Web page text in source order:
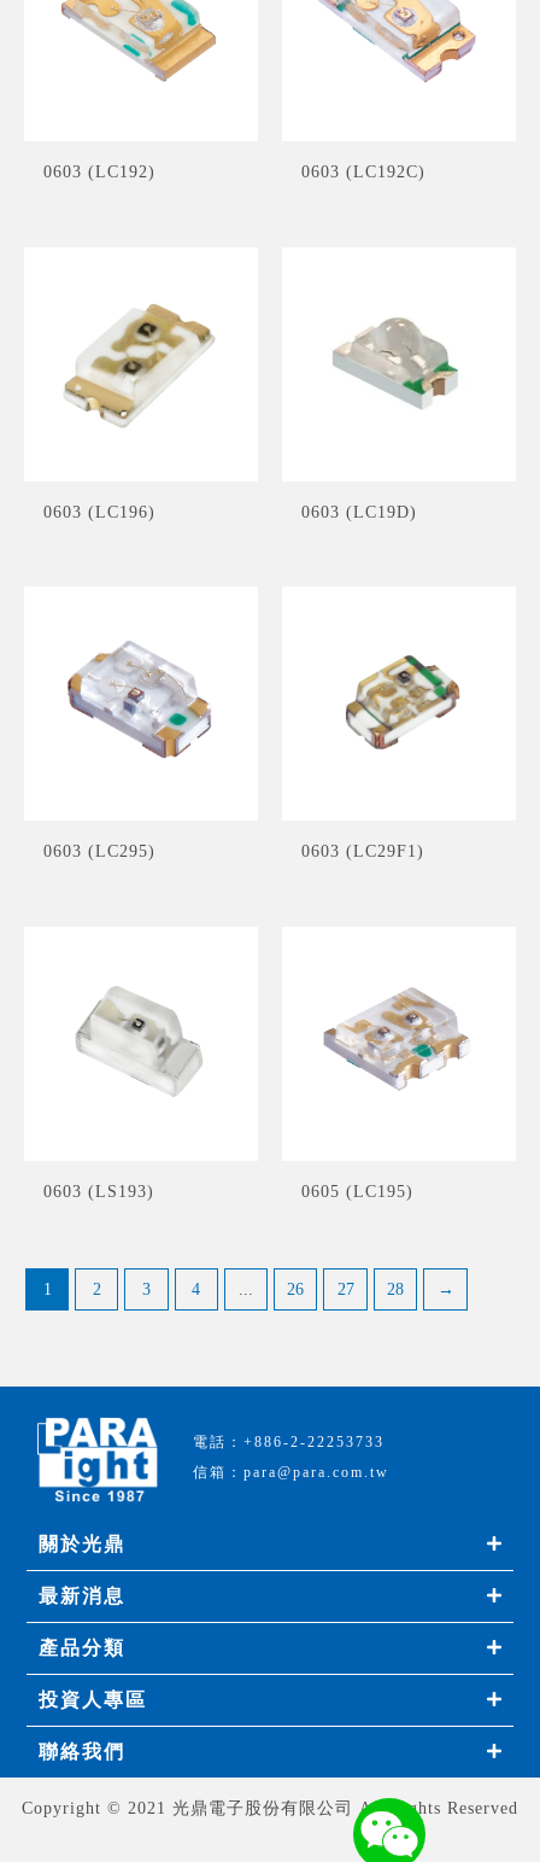
0603 (LC192) 0603 (LC192C)
0603 (LC196) 0603 (LC19D)
0603 (LC295) 0603 (LC29F1)
0603 (LS193) 0605 (LC195)
1 2 3 4 ... 26 27 28 →
電話：+886-2-22253733
信箱：para@para.com.tw
關於光鼎
最新消息
產品分類
投資人專區
聯絡我們
Copyright © 2021 光鼎電子股份有限公司 All Rights Reserved